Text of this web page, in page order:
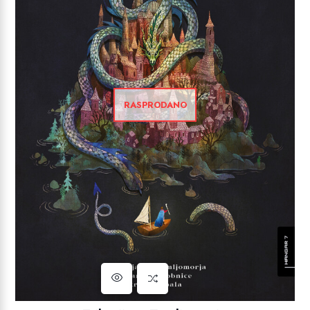
RASPRODANO